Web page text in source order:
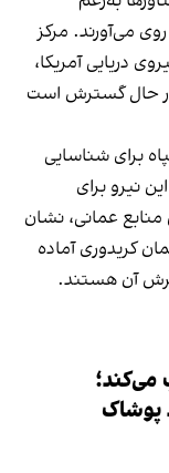
می‌آورند. مرکز
دریایی آمریکا،
حال گسترش است
برای شناسایی
نیرو برای
عمانی، نشان
کریدوری آماده
آن هستند.
پوشاک